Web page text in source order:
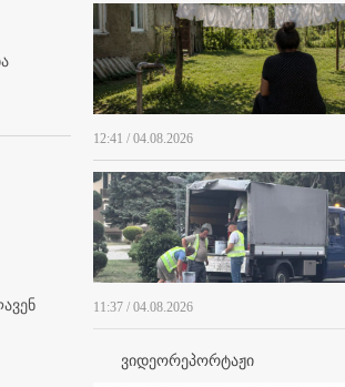
12:41 / 04.08.2026
11:37 / 04.08.2026
ვიდეორეპორტაჟი